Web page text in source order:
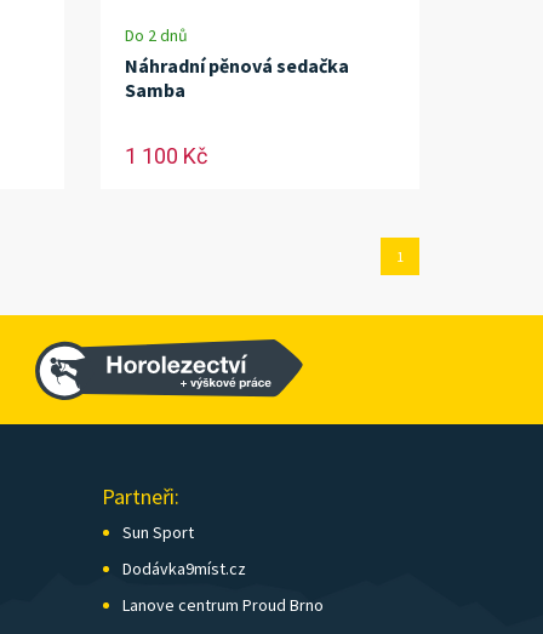
Do 2 dnů
Náhradní pěnová sedačka
Samba
1 100 Kč
1
Partneři:
Sun Sport
Dodávka9míst.cz
Lanove centrum Proud Brno